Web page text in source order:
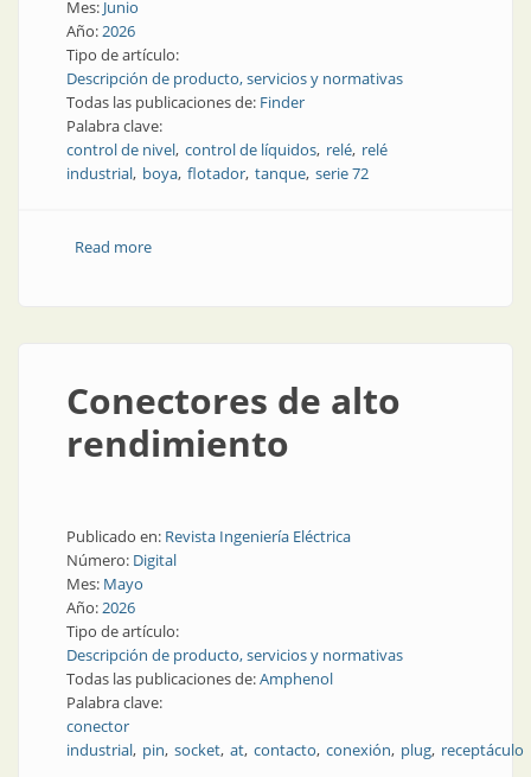
Mes: Junio
Año:2026
Tipo de artículo:
Descripción de producto, servicios y normativas
Todas las publicaciones de: Finder
Palabra clave:
control de nivel control de líquidos relé relé
industrial boya flotador tanque serie 72
Read moreabout Control de nivel industrial: relés y mucho más
Conectores de alto
rendimiento
Publicado en: Revista Ingeniería Eléctrica
Número: Digital
Mes: Mayo
Año:2026
Tipo de artículo:
Descripción de producto, servicios y normativas
Todas las publicaciones de:Amphenol
Palabra clave:
conector
industrial pin socket at contacto conexión plug receptáculo